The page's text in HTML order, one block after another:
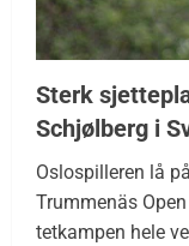
Sterk
Schjølberg i
Oslospilleren lå
Trummenäs
tetkampen hele